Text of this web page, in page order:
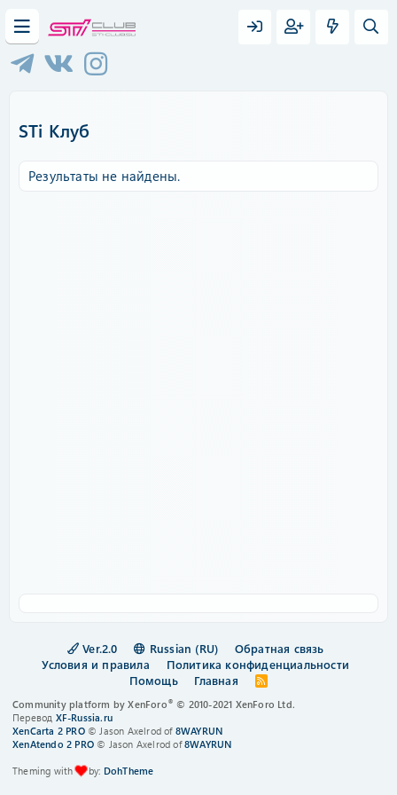
STi Клуб
Результаты не найдены.
Ver.2.0 Russian (RU)
Обратная связь
Условия и правила
Политика конфиденциальности
Помощь
Главная
R
S
Community platform by XenForo® © 2010-2021 XenForo Ltd.
Перевод XF-Russia.ru
XenCarta 2 PRO© Jason Axelrod of 8WAYRUN
XenAtendo 2 PRO © Jason Axelrod of8WAYRUN
Theming with
by: DohTheme